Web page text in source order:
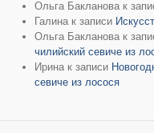
Ольга Бакланова к
Галина к записи
Ольга Бакланова к
чилийский севиче из
Ирина к записи
севиче из лосося